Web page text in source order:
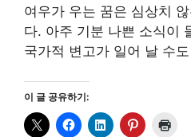
여우가 우는 꿈은 심상치
다. 아주 기분 나쁜 소식이
국가적 변고가 일어 날 수
이 글 공유하기: